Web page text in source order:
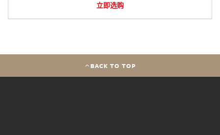
立即选购
BACK TO TOP